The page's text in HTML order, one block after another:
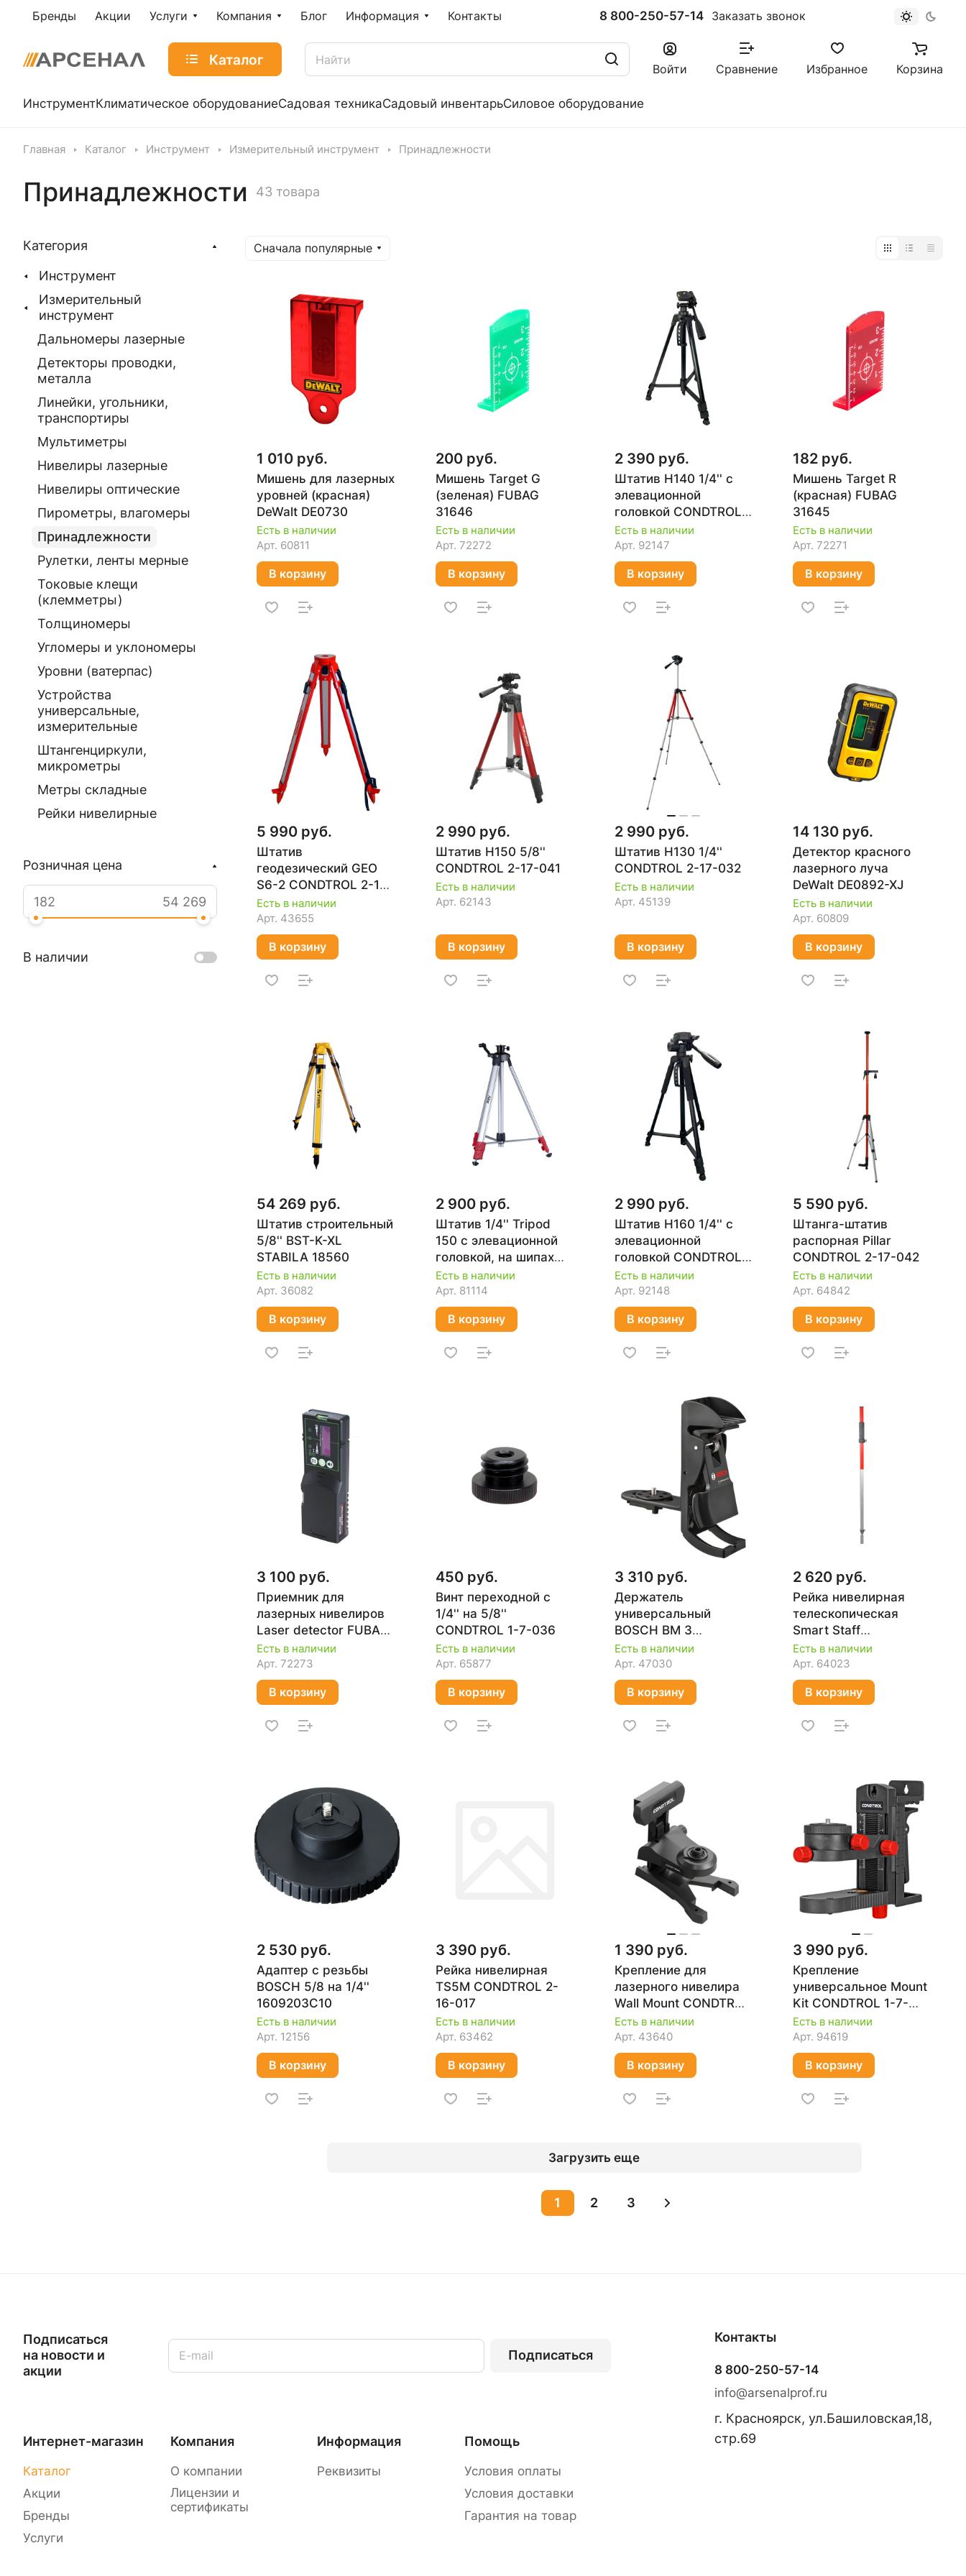
Бренды Акции Услуги Компания Блог Информация Контакты 8 800-250-57-14 Заказать звонок
Каталог
Войти Сравнение Избранное Корзина
ИнструментКлиматическое оборудованиеСадовая техникаСадовый инвентарьСиловое оборудование
Главная Каталог Инструмент Измерительный инструмент Принадлежности
Принадлежности 43 товара
Сначала популярные
1 010 руб.
Мишень для лазерных
уровней (красная)
DeWalt DE0730
Есть в наличии
Арт. 60811
В корзину
200 руб.
Мишень Target G
(зеленая) FUBAG
31646
Есть в наличии
Арт. 72272
В корзину
2 390 руб.
Штатив H140 1/4'' с
элевационной
головкой CONDTROL
2-17-080
Есть в наличии
Арт. 92147
В корзину
182 руб.
Мишень Target R
(красная) FUBAG
31645
Есть в наличии
Арт.72271
В корзину
5 990 руб.
Штатив
геодезический GEO
S6-2 CONDTROL 2-17-
019
Есть в наличии
Арт. 43655
В корзину
2 990 руб.
Штатив H150 5/8''
CONDTROL 2-17-041
Есть в наличии
Арт. 62143
В корзину
2 990 руб.
Штатив H130 1/4''
CONDTROL 2-17-032
Есть в наличии
Арт. 45139
В корзину
14 130 руб.
Детектор красного
лазерного луча
DeWalt DE0892-XJ
Есть в наличии
Арт. 60809
В корзину
54 269 руб.
Штатив строительный
5/8'' BST-K-XL
STABILA 18560
Есть в наличии
Арт. 36082
В корзину
2 900 руб.
Штатив 1/4'' Tripod
150 с элевационной
головкой, на шипах
FUBAG 41189
Есть в наличии
Арт. 81114
В корзину
2 990 руб.
Штатив H160 1/4'' с
элевационной
головкой CONDTROL
2-17-081
Есть в наличии
Арт. 92148
В корзину
5 590 руб.
Штанга-штатив
распорная Pillar
CONDTROL 2-17-042
Есть в наличии
Арт. 64842
В корзину
3 100 руб.
Приемник для
лазерных нивелиров
Laser detector FUBAG
31647
Есть в наличии
Арт. 72273
В корзину
450 руб.
Винт переходной c
1/4'' на 5/8''
CONDTROL 1-7-036
Есть в наличии
Арт. 65877
В корзину
3 310 руб.
Держатель
универсальный
BOSCH BM 3
0601015D00
Есть в наличии
Арт. 47030
В корзину
2 620 руб.
Рейка нивелирная
телескопическая
Smart Staff
CONDTROL 2-16-018
Есть в наличии
Арт. 64023
В корзину
2 530 руб.
Адаптер с резьбы
BOSCH 5/8 на 1/4''
1609203C10
Есть в наличии
Арт. 12156
В корзину
3 390 руб.
Рейка нивелирная
TS5M CONDTROL 2-
16-017
Есть в наличии
Арт. 63462
В корзину
1 390 руб.
Крепление для
лазерного нивелира
Wall Mount CONDTROL
1-7-011
Есть в наличии
Арт. 43640
В корзину
3 990 руб.
Крепление
универсальное Mount
Kit CONDTROL 1-7-
040
Есть в наличии
Арт. 94619
В корзину
Загрузить еще
1 2 3
Категория
Инструмент
Измерительный
инструмент
Дальномеры лазерные
Детекторы проводки,
металла
Линейки, угольники,
транспортиры
Мультиметры
Нивелиры лазерные
Нивелиры оптические
Пирометры, влагомеры
Принадлежности
Рулетки, ленты мерные
Токовые клещи
(клемметры)
Толщиномеры
Угломеры и уклономеры
Уровни (ватерпас)
Устройства
универсальные,
измерительные
Штангенциркули,
микрометры
Метры складные
Рейки нивелирные
Розничная цена
В наличии
Подписаться
на новости и
акции
Подписаться
Интернет-магазин
Каталог
Акции
Бренды
Услуги
Компания
О компании
Лицензии и
сертификаты
Информация
Реквизиты
Помощь
Условия оплаты
Условия доставки
Гарантия на товар
Контакты
8 800-250-57-14
info@arsenalprof.ru
г. Красноярск, ул.Башиловская,18,
стр.69